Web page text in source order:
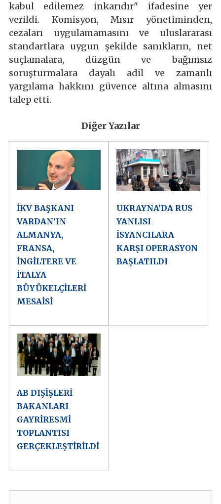
kabul edilemez inkarıdır" ifadesine yer
verildi. Komisyon, Mısır yönetiminden,
cezaları uygulamamasını ve uluslararası
standartlara uygun şekilde sanıkların, net
suçlamalara, düzgün ve bağımsız
soruşturmalara dayalı adil ve zamanlı
yargılama hakkını güvence altına almasını
talep etti.
Diğer Yazılar
İKV BAŞKANI
VARDAN’IN
ALMANYA,
FRANSA,
İNGİLTERE VE
İTALYA
BÜYÜKELÇİLERİ
MESAİSİ
UKRAYNA’DA RUS
YANLISI
İSYANCILARA
KARŞI OPERASYON
BAŞLATILDI
AB DIŞİŞLERİ
BAKANLARI
GAYRİRESMİ
TOPLANTISI
GERÇEKLEŞTİRİLDİ